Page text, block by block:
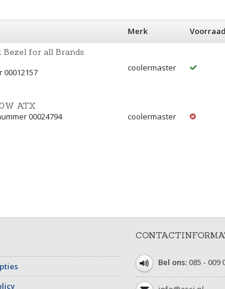
Merk Voorraad
for all Brands
00012157
coolermaster
ATX
00024794
coolermaster
Bel ons: 085 - 009